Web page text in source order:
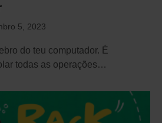
5, 2023
do teu computador. É
todas as operações…